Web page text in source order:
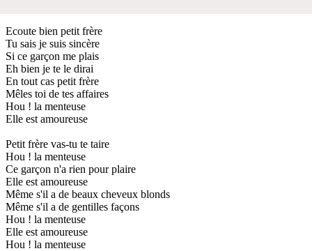
Ecoute bien petit frère
Tu sais je suis sincère
Si ce garçon me plais
Eh bien je te le dirai
En tout cas petit frère
Mêles toi de tes affaires
Hou ! la menteuse
Elle est amoureuse
Petit frère vas-tu te taire
Hou ! la menteuse
Ce garçon n'a rien pour plaire
Elle est amoureuse
Même s'il a de beaux cheveux blonds
Même s'il a de gentilles façons
Hou ! la menteuse
Elle est amoureuse
Hou ! la menteuse